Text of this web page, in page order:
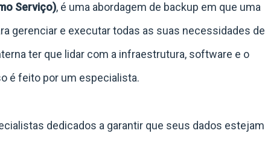
Serviço), é uma abordagem de backup em que uma
gerenciar e executar todas as suas necessidades de
ter que lidar com a infraestrutura, software e o
é feito por um especialista.
dedicados a garantir que seus dados estejam